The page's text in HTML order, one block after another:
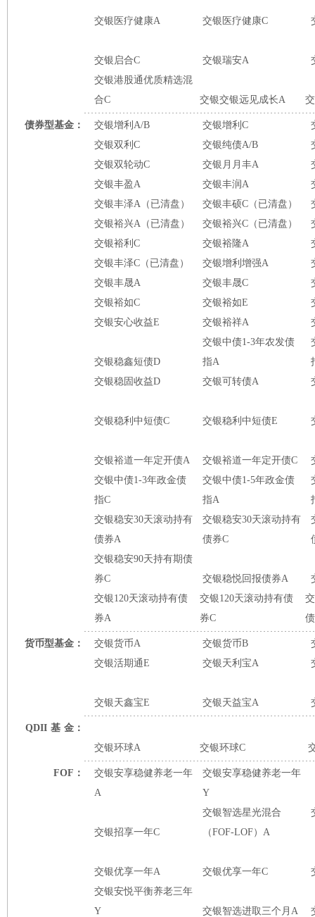
交银医疗健康A 交银医疗健康C
交银启合C 交银瑞安A
交银港股通优质精选混
合C
交银交银远见成长A
债券型基金： 交银增利A/B 交银增利C
交银双利C
交银纯债A/B
交银双轮动C
交银月月丰A
交银丰盈A
交银丰润A
交银丰泽A（已清盘）
交银丰硕C（已清盘）
交银裕兴A（已清盘）
交银裕兴C（已清盘）
交银裕利C
交银裕隆A
交银丰泽C（已清盘）
交银增利增强A
交银丰晟A
交银丰晟C
交银裕如C
交银裕如E
交银安心收益E
交银裕祥A
交银稳鑫短债D
交银中债1-3年农发债
指A
交银稳固收益D
交银可转债A
交银稳利中短债C 交银稳利中短债E
交银裕道一年定开债A 交银裕道一年定开债C
交银中债1-3年政金债
指C
交银中债1-5年政金债
指A
交银稳安30天滚动持有
债券A
交银稳安30天滚动持有
债券C
交银稳安90天持有期债
券C
交银稳悦回报债券A
交银120天滚动持有债
券A
交银120天滚动持有债
券C
货币型基金： 交银货币A 交银货币B
交银活期通E
交银天利宝A
交银天鑫宝E 交银天益宝A
QDII 基 金：
交银环球A
交银环球C
FOF：
交银安享稳健养老一年
A
交银安享稳健养老一年
Y
交银招享一年C
交银智选星光混合
（FOF-LOF）A
交银优享一年A 交银优享一年C
交银安悦平衡养老三年
Y
交银智选进取三个月A